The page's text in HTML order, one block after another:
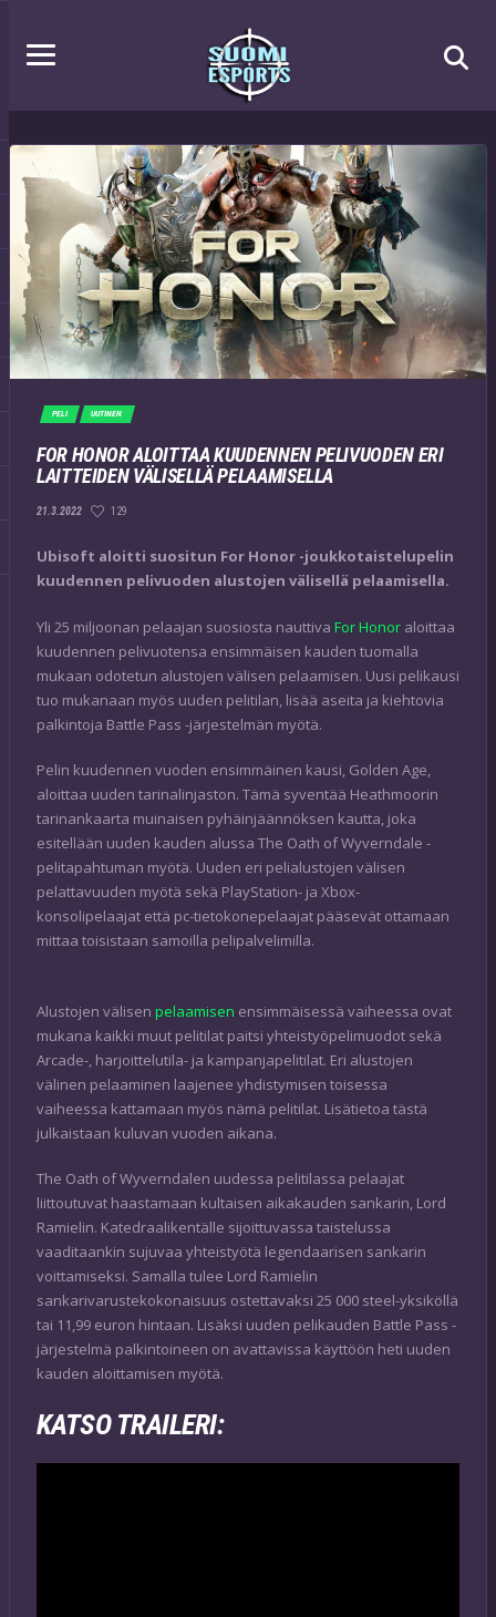
PELI UUTINEN
FOR HONOR ALOITTAA KUUDENNEN PELIVUODEN ERI
LAITTEIDEN VÄLISELLÄ PELAAMISELLA
21.3.2022 129
Ubisoft aloitti suositun For Honor -joukkotaistelupelin
kuudennen pelivuoden alustojen välisellä pelaamisella.
Yli 25 miljoonan pelaajan suosiosta nauttiva For Honor aloittaa
kuudennen pelivuotensa ensimmäisen kauden tuomalla
mukaan odotetun alustojen välisen pelaamisen. Uusi pelikausi
tuo mukanaan myös uuden pelitilan, lisää aseita ja kiehtovia
palkintoja Battle Pass -järjestelmän myötä.
Pelin kuudennen vuoden ensimmäinen kausi, Golden Age,
aloittaa uuden tarinalinjaston. Tämä syventää Heathmoorin
tarinankaarta muinaisen pyhäinjäännöksen kautta, joka
esitellään uuden kauden alussa The Oath of Wyverndale -
pelitapahtuman myötä. Uuden eri pelialustojen välisen
pelattavuuden myötä sekä PlayStation- ja Xbox-
konsolipelaajat että pc-tietokonepelaajat pääsevät ottamaan
mittaa toisistaan samoilla pelipalvelimilla.
Alustojen välisen pelaamisen ensimmäisessä vaiheessa ovat
mukana kaikki muut pelitilat paitsi yhteistyöpelimuodot sekä
Arcade-, harjoittelutila- ja kampanjapelitilat. Eri alustojen
välinen pelaaminen laajenee yhdistymisen toisessa
vaiheessa kattamaan myös nämä pelitilat. Lisätietoa tästä
julkaistaan kuluvan vuoden aikana.
The Oath of Wyverndalen uudessa pelitilassa pelaajat
liittoutuvat haastamaan kultaisen aikakauden sankarin, Lord
Ramielin. Katedraalikentälle sijoittuvassa taistelussa
vaaditaankin sujuvaa yhteistyötä legendaarisen sankarin
voittamiseksi. Samalla tulee Lord Ramielin
sankarivarustekokonaisuus ostettavaksi 25 000 steel-yksiköllä
tai 11,99 euron hintaan. Lisäksi uuden pelikauden Battle Pass -
järjestelmä palkintoineen on avattavissa käyttöön heti uuden
kauden aloittamisen myötä.
KATSO TRAILERI: